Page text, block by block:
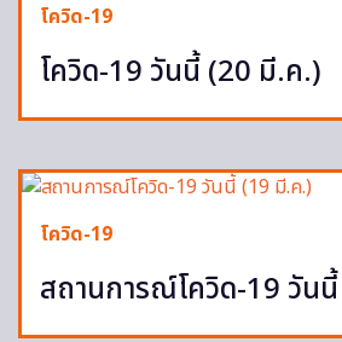
โควิด-19
โควิด-19 วันนี้ (20 มี.ค.)
โควิด-19
สถานการณ์โควิด-19 วัน